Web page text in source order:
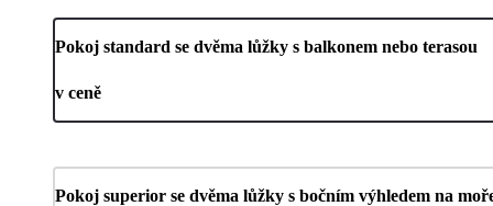
Pokoj standard se dvěma lůžky s balkonem nebo terasou
v ceně
Pokoj superior se dvěma lůžky s bočním výhledem na